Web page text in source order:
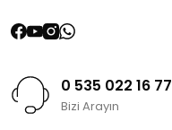
0 535 022 16 77
Bizi Arayın